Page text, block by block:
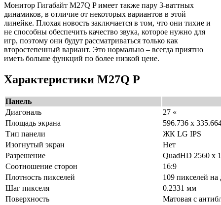
Монитор Гигабайт M27Q P имеет также пару 3-ваттных
динамиков, в отличие от некоторых вариантов в этой
линейке. Плохая новость заключается в том, что они тихие и
не способны обеспечить качество звука, которое нужно для
игр, поэтому они будут рассматриваться только как
второстепенный вариант. Это нормально – всегда приятно
иметь больше функций по более низкой цене.
Характеристики M27Q P
Панель
Диагональ
27 «
Площадь экрана
596.736 x
Тип панели
ЖК LG IPS
Изогнутый экран
Нет
Разрешение
QuadHD 2560 x
Соотношение сторон
16:9
Плотность пикселей
109 пикселей
Шаг пикселя
0.2331 мм
Поверхность
Матовая с